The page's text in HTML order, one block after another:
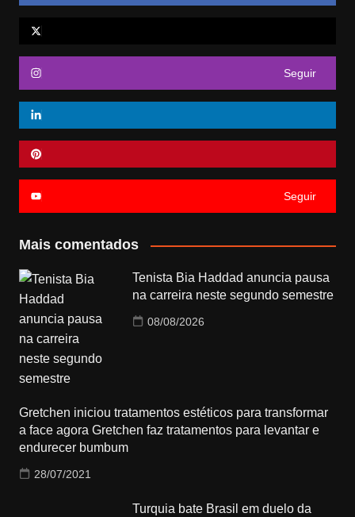
Seguir
Seguir
Mais comentados
Tenista Bia Haddad anuncia pausa
na carreira neste segundo semestre
08/08/2026
Gretchen iniciou tratamentos estéticos para transformar
a face agora Gretchen faz tratamentos para levantar e
endurecer bumbum
28/07/2021
Turquia bate Brasil em duelo da